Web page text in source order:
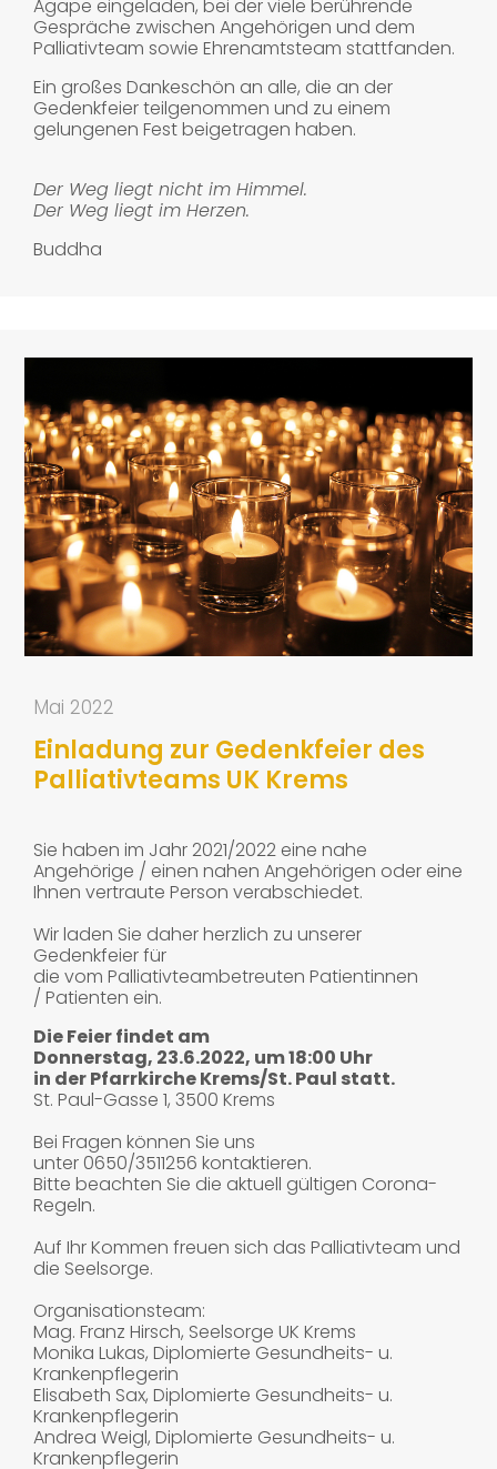
Agape eingeladen, bei der viele berührende
Gespräche zwischen Angehörigen und dem
Palliativteam sowie Ehrenamtsteam stattfanden.
Ein großes Dankeschön an alle, die an der
Gedenkfeier teilgenommen und zu einem
gelungenen Fest beigetragen haben.
Der Weg liegt nicht im Himmel.
Der Weg liegt im Herzen.
Buddha
Mai 2022
Einladung zur Gedenkfeier des
Palliativteams UK Krems
Sie haben im Jahr 2021/2022 eine nahe
Angehörige / einen nahen Angehörigen oder eine
Ihnen vertraute Person verabschiedet.
Wir laden Sie daher herzlich zu unserer
Gedenkfeier für
die vom Palliativteambetreuten Patientinnen
/ Patienten ein.
Die Feier findet am
Donnerstag, 23.6.2022, um 18:00 Uhr
in der Pfarrkirche Krems/St. Paul statt.
St. Paul-Gasse 1, 3500 Krems
Bei Fragen können Sie uns
unter 0650/3511256 kontaktieren.
Bitte beachten Sie die aktuell gültigen Corona-
Regeln.
Auf Ihr Kommen freuen sich das Palliativteam und
die Seelsorge.
Organisationsteam:​
​​​​​​Mag. Franz Hirsch, Seelsorge UK Krems
Monika Lukas, Diplomierte Gesundheits- u.
Krankenpflegerin
Elisabeth Sax, Diplomierte Gesundheits- u.
Krankenpflegerin​
Andrea Weigl, Diplomierte Gesundheits- u.
Krankenpflegerin